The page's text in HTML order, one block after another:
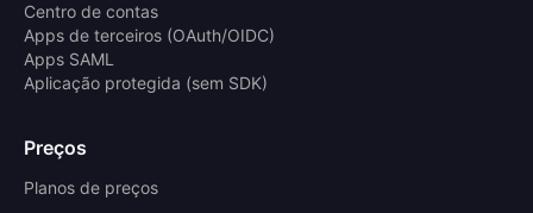
Centro de contas
Apps de terceiros (OAuth/OIDC)
Apps SAML
Aplicação protegida (sem SDK)
Preços
Planos de preços